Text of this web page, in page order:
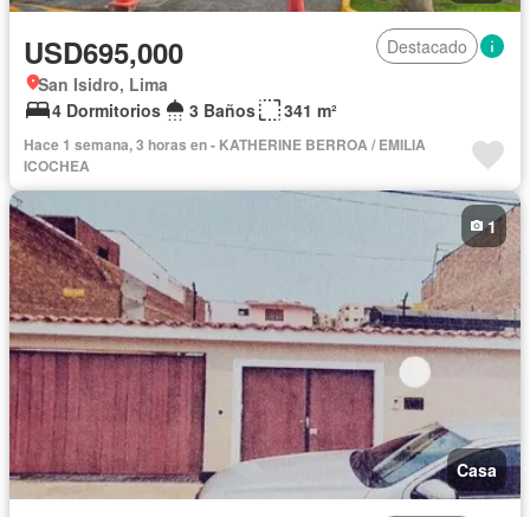
USD695,000
Destacado
San Isidro, Lima
4 Dormitorios
3 Baños 341 m²
Hace 1 semana, 3 horas en - KATHERINE BERROA / EMILIA
ICOCHEA
Casa
1